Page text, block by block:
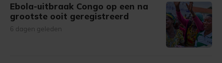
Ebola-uitbraak Congo op een na
grootste ooit geregistreerd
6 dagen geleden